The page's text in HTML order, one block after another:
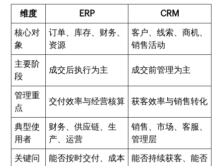
维度 ERP
CRM
核心对
象
订单、库存、财务、
资源
客户、线索、商机、
销售活动
主要阶
段
成交后执行为主 成交前管理为主
管理重
点
交付效率与经营核算 获客效率与销售转化
典型使
用者
财务、供应链、生
产、运营
销售、市场、客服、
管理层
关键问
能否按时交付、成本
能否持续获客、能否